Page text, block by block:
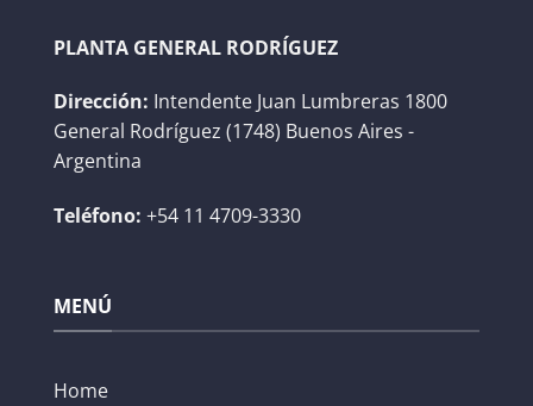
PLANTA GENERAL RODRÍGUEZ
Dirección: Intendente Juan Lumbreras 1800
General Rodríguez (1748) Buenos Aires -
Argentina
Teléfono: +54 11 4709-3330
MENÚ
Home